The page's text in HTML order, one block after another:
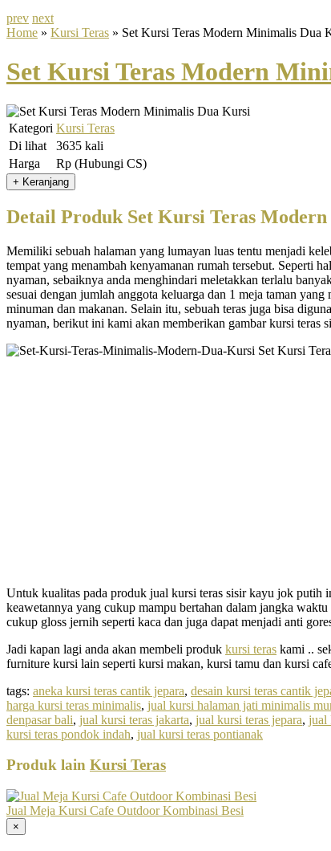
prev next
Home » Kursi Teras » Set Kursi Teras Modern Minimalis Dua
Set Kursi Teras Modern
Kategori Kursi Teras
Di lihat
3635 kali
Harga
Rp (Hubungi CS)
Detail Produk Set Kursi Teras
Memiliki sebuah halaman yang lumayan luas tentu menjadi
tempat yang menambah kenyamanan rumah tersebut. Seperti
nyaman, sebaiknya anda menghindari meletakkan terlalu
sesuai dengan jumlah anggota keluarga dan 1 meja taman
minuman dan makanan. Selain itu, sebuah teras juga bisa
nyaman, berikut ini kami akan memberikan gambar kursi teras
Untuk kualitas pada produk jual kursi teras sisir kayu jok
keawetannya yang cukup mampu bertahan dalam jangka
cukup gloss jernih seperti kaca dan juga dapat menjadi anti
Jadi kapan lagi anda akan membeli produk kursi teras kami ..
furniture kursi lain seperti kursi makan, kursi tamu dan kursi
tags: aneka kursi teras cantik jepara, desain kursi teras cantik
harga kursi teras minimalis, jual kursi halaman jati minimalis
denpasar bali, jual kursi teras jakarta, jual kursi teras jepara, jual
kursi teras pondok indah, jual kursi teras pontianak
Produk lain Kursi Teras
Jual Meja Kursi Cafe Outdoor Kombinasi Besi
×